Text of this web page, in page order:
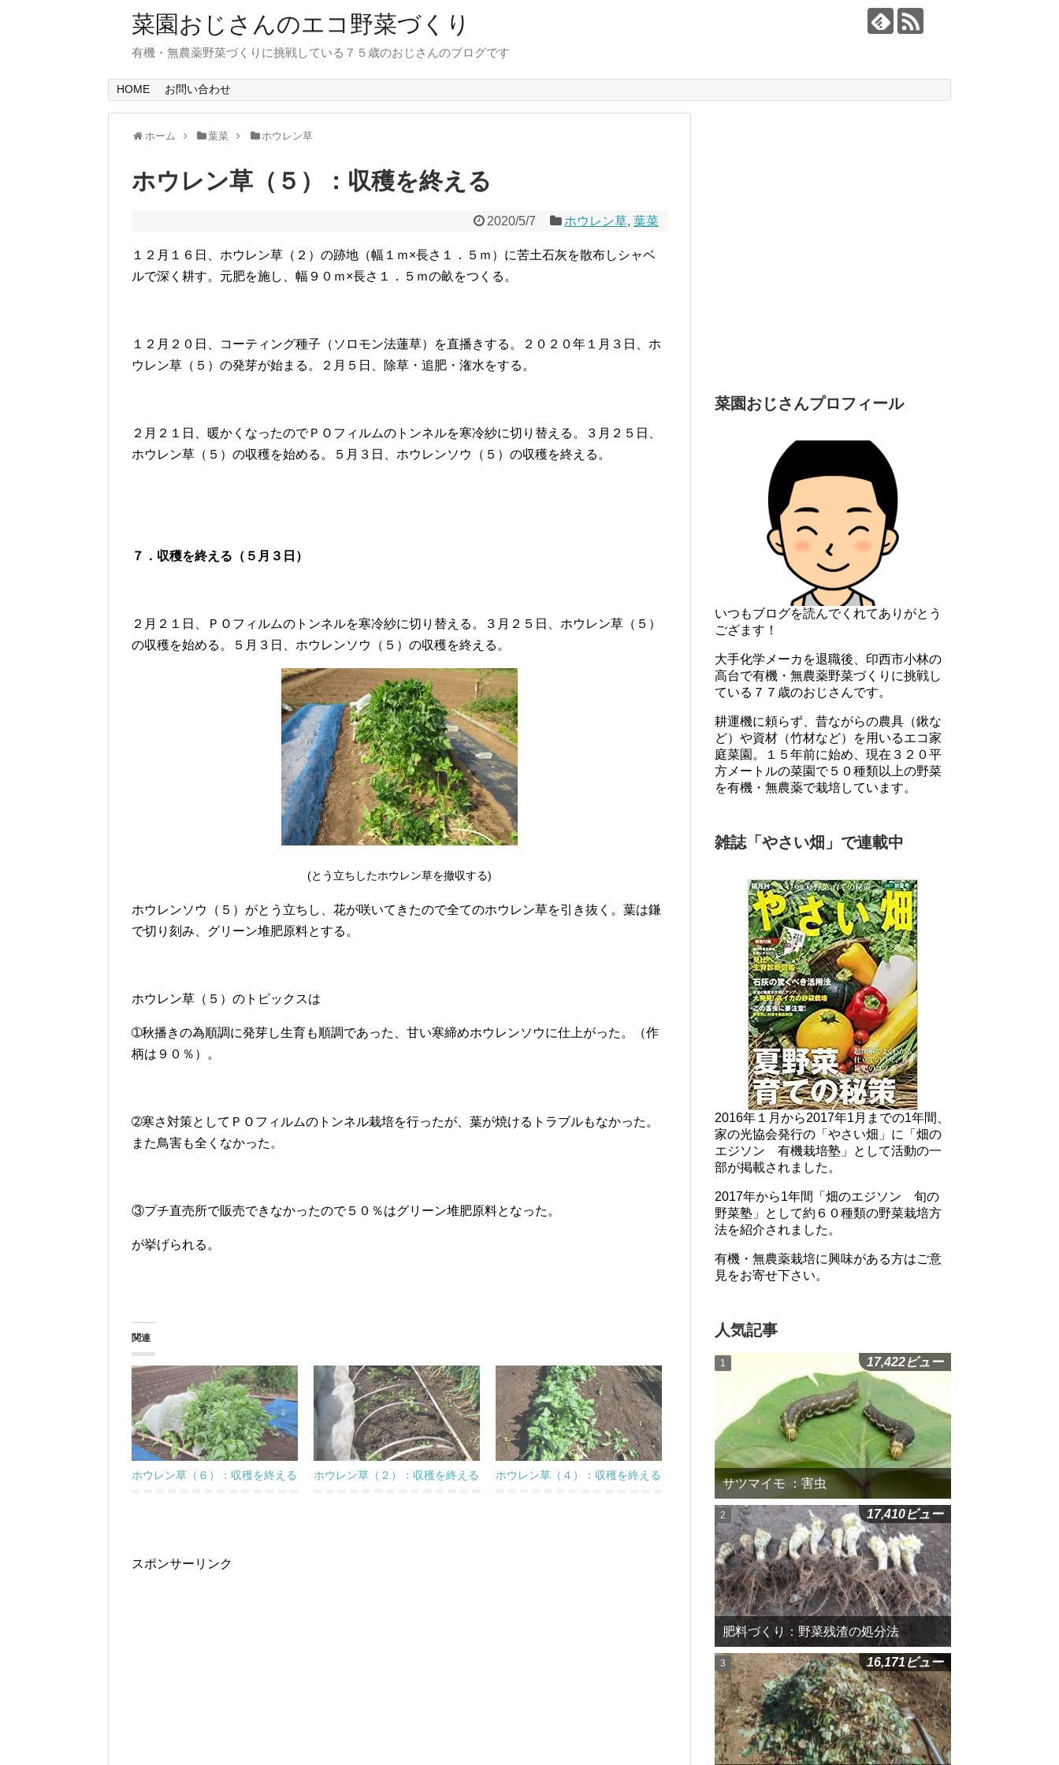
菜園おじさんのエコ野菜づくり
有機・無農薬野菜づくりに挑戦している７５歳のおじさんのブログです
HOME お問い合わせ
ホーム 葉菜 ホウレン草
ホウレン草（５）：収穫を終える
2020/5/7 ホウレン草, 葉菜
１２月１６日、ホウレン草（２）の跡地（幅１ｍ×長さ１．５ｍ）に苦土石灰を散布しシャベ
ルで深く耕す。元肥を施し、幅９０ｍ×長さ１．５ｍの畝をつくる。
１２月２０日、コーティング種子（ソロモン法蓮草）を直播きする。２０２０年１月３日、ホ
ウレン草（５）の発芽が始まる。２月５日、除草・追肥・潅水をする。
２月２１日、暖かくなったのでＰＯフィルムのトンネルを寒冷紗に切り替える。３月２５日、
ホウレン草（５）の収穫を始める。５月３日、ホウレンソウ（５）の収穫を終える。
７．収穫を終える（５月３日）
２月２１日、ＰＯフィルムのトンネルを寒冷紗に切り替える。３月２５日、ホウレン草（５）
の収穫を始める。５月３日、ホウレンソウ（５）の収穫を終える。
(とう立ちしたホウレン草を撤収する)
ホウレンソウ（５）がとう立ちし、花が咲いてきたので全てのホウレン草を引き抜く。葉は鎌
で切り刻み、グリーン堆肥原料とする。
ホウレン草（５）のトピックスは
➀秋播きの為順調に発芽し生育も順調であった、甘い寒締めホウレンソウに仕上がった。（作
柄は９０％）。
➁寒さ対策としてＰＯフィルムのトンネル栽培を行ったが、葉が焼けるトラブルもなかった。
また鳥害も全くなかった。
③プチ直売所で販売できなかったので５０％はグリーン堆肥原料となった。
が挙げられる。
関連
ホウレン草（６）：収穫を終える ホウレン草（２）：収穫を終える ホウレン草（４）：収穫を終える
スポンサーリンク
菜園おじさんプロフィール
いつもブログを読んでくれてありがとう
ござます！
大手化学メーカを退職後、印西市小林の
高台で有機・無農薬野菜づくりに挑戦し
ている７７歳のおじさんです。
耕運機に頼らず、昔ながらの農具（鍬な
ど）や資材（竹材など）を用いるエコ家
庭菜園。１５年前に始め、現在３２０平
方メートルの菜園で５０種類以上の野菜
を有機・無農薬で栽培しています。
雑誌「やさい畑」で連載中
2016年１月から2017年1月までの1年間、
家の光協会発行の「やさい畑」に「畑の
エジソン 有機栽培塾」として活動の一
部が掲載されました。
2017年から1年間「畑のエジソン 旬の
野菜塾」として約６０種類の野菜栽培方
法を紹介されました。
有機・無農薬栽培に興味がある方はご意
見をお寄せ下さい。
人気記事
サツマイモ ：害虫
17,422ビュー
肥料づくり：野菜残渣の処分法
17,410ビュー
16,171ビュー